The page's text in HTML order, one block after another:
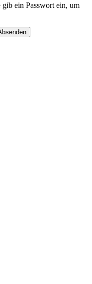
ein Passwort ein, um